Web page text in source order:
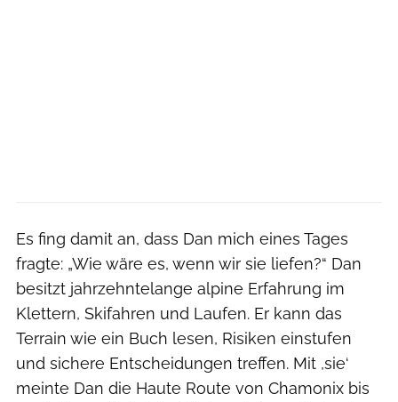
Es fing damit an, dass Dan mich eines Tages
fragte: „Wie wäre es, wenn wir sie liefen?“ Dan
besitzt jahrzehntelange ­alpine Erfahrung im
Klettern, Skifahren und Laufen. Er kann das
Terrain wie ein Buch lesen, Risiken einstufen
und sichere Entscheidungen treffen. Mit ,sie‘
meinte Dan die Haute Route von Chamonix bis